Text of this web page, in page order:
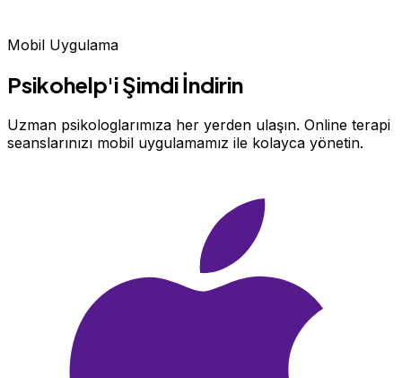
Mobil Uygulama
Psikohelp'i Şimdi İndirin
Uzman psikologlarımıza her yerden ulaşın. Online terapi
seanslarınızı mobil uygulamamız ile kolayca yönetin.